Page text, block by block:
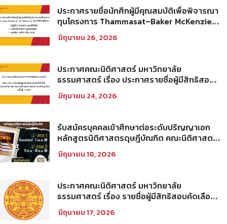
ประกาศรายชื่อนักศึกผู้มีคุณสมบัติเพื่อพิจารณา
ทุนโครงการ Thammasat–Baker McKenzie
Tax Fellowship ประจำปีการศึกษา 2569
มิถุนายน 26, 2026
ประกาศคณะนิติศาสตร์ มหาวิทยาลัย
ธรรมศาสตร์ เรื่อง ประกาศรายชื่อผู้มีสิทธิสอบ
คัดเลือกให้เป็นพนักงานมหาวิทยาลัย (คณะ
นิติศาสตร์) สายวิชาการประเภทนักวิจัย ครั้งที่
มิถุนายน 24, 2026
รับสมัครบุคคลเข้าศึกษาต่อระดับปริญญาเอก
หลักสูตรนิติศาสตรดุษฎีบัณฑิต คณะนิติศาสตร์
มหาวิทยาลัยธรรมศาสตร์ ประจำภาคการศึกษา
ที่ 2 ปีการศึกษา 2569
มิถุนายน 18, 2026
ประกาศคณะนิติศาสตร์ มหาวิทยาลัย
ธรรมศาสตร์ เรื่อง รายชื่อผู้มีสิทธิสอบคัดเลือก
เพื่อเข้าศึกษาในโครงการนิติศาสตร์ภาคบัณฑิต
ท่าพระจันทร์ คณะนิติศาสตร์ มหาวิทยาลัย
มิถุนายน 17, 2026